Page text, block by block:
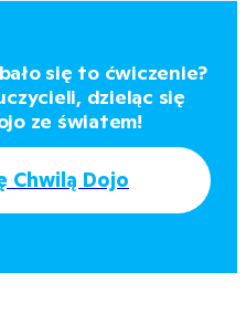
się to ćwiczenie?
dzieląc się
ze światem!
Chwilą Dojo